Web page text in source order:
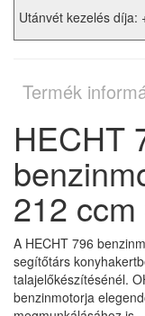
Utánvét kezelés díja:
Termék
HECHT
212
A HECHT 796
segítőtárs
talajelőkészítésénél.
benzinmotorja